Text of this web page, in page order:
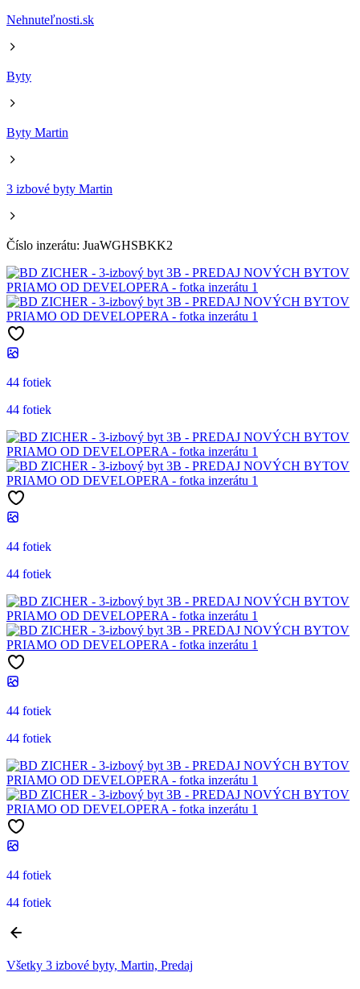
Nehnuteľnosti.sk
Byty
Byty Martin
3 izbové byty Martin
Číslo inzerátu: JuaWGHSBKK2
44 fotiek
44 fotiek
44 fotiek
44 fotiek
44 fotiek
44 fotiek
44 fotiek
44 fotiek
Všetky 3 izbové byty, Martin, Predaj